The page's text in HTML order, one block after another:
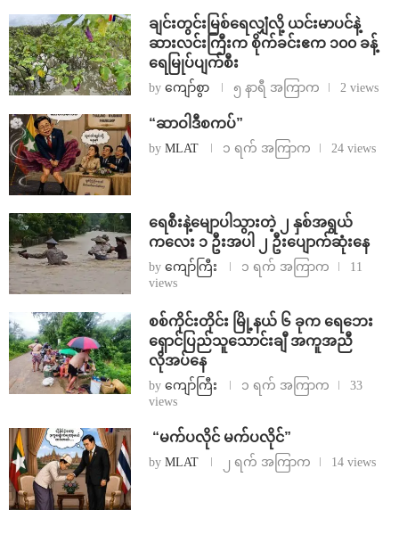
ချင်းတွင်းမြစ်ရေလျှံလို့ ယင်းမာပင်နဲ့
ဆားလင်းကြီးက စိုက်ခင်းဧက ၁၀၀ ခန့်
ရေမြုပ်ပျက်စီး
by ကျော်စွာ ၅ နာရီ အကြာက 2 views
“ဆာဝါဒီစကပ်”
by MLAT ၁ ရက် အကြာက 24 views
ရေစီးနဲ့မျောပါသွားတဲ့ ၂ နှစ်အရွယ်
ကလေး ၁ ဦးအပါ ၂ ဦးပျောက်ဆုံးနေ
by ကျော်ကြီး ၁ ရက် အကြာက
11
views
စစ်ကိုင်းတိုင်း မြို့နယ် ၆ ခုက ရေဘေး
ရှောင်ပြည်သူသောင်းချီ အကူအညီ
လိုအပ်နေ
by ကျော်ကြီး ၁ ရက် အကြာက
33
views
⁨ ⁨“မက်ပလိုင် မက်ပလိုင်”
by MLAT ၂ ရက် အကြာက 14 views